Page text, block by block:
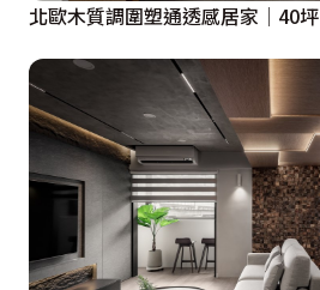
北歐木質調圍塑通透感居家│40坪